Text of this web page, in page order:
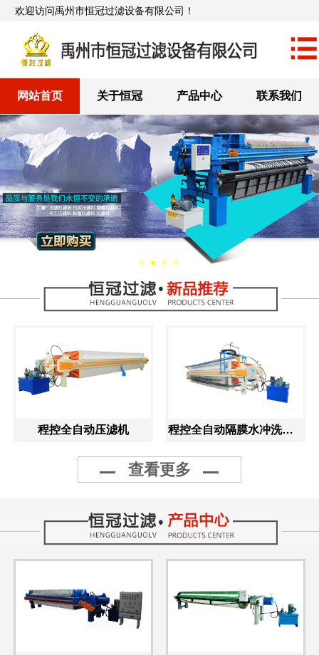
欢迎访问禹州市恒冠过滤设备有限公司！
网站首页 关于恒冠 产品中心 联系我们
程控全自动压滤机 程控全自动隔膜水冲洗压滤机
查看更多